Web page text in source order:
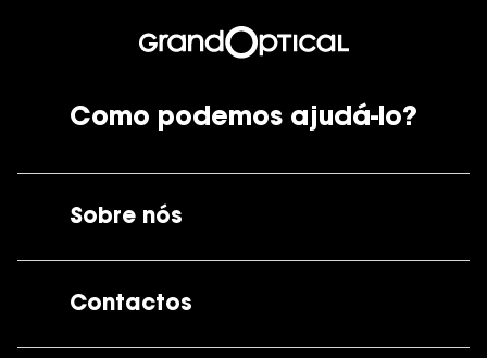
Como podemos ajudá-lo?
Sobre nós
Contactos